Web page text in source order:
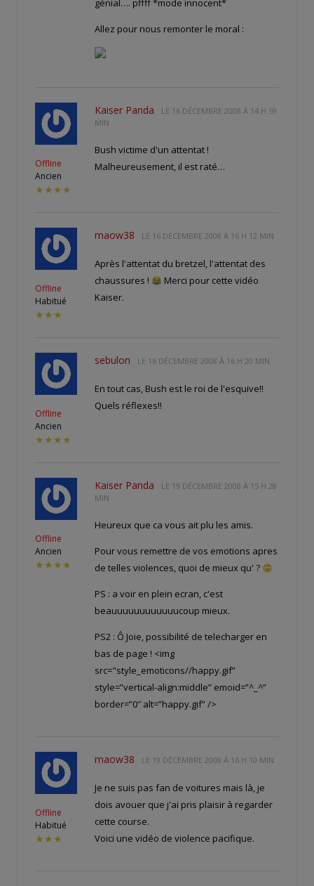
génial…. pffff *mode innocent*
Allez pour nous remonter le moral :
Offline
Ancien
★★★★
Kaiser Panda LE 16 DÉCEMBRE 2008 À 14 H 59
MIN
Bush victime d'un attentat !
Malheureusement, il est raté…
Offline
Habitué
★★★
maow38 LE 16 DÉCEMBRE 2008 À 16 H 12 MIN
Après l'attentat du bretzel, l'attentat des
chaussures !
Merci pour cette vidéo
Kaiser.
Offline
Ancien
★★★★
sebulon LE 16 DÉCEMBRE 2008 À 16 H 20 MIN
En tout cas, Bush est le roi de l'esquive!!
Quels réflexes!!
Offline
Ancien
★★★★
Kaiser Panda LE 19 DÉCEMBRE 2008 À 15 H 28
MIN
Heureux que ca vous ait plu les amis.
Pour vous remettre de vos emotions apres
de telles violences, quoi de mieux qu' ?
PS : a voir en plein ecran, c'est
beauuuuuuuuuuuucoup mieux.
PS2 : Ô Joie, possibilité de telecharger en
bas de page ! <img
src="style_emoticons//happy.gif”
style=”vertical-align:middle” emoid=”^_^”
border=”0″ alt=”happy.gif” />
Offline
Habitué
★★★
maow38 LE 19 DÉCEMBRE 2008 À 16 H 10 MIN
Je ne suis pas fan de voitures mais là, je
dois avouer que j'ai pris plaisir à regarder
cette course.
Voici une vidéo de violence pacifique.